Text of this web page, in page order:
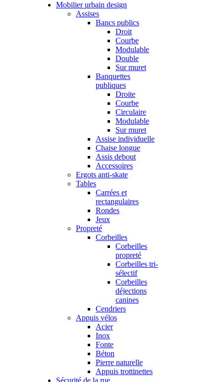
Mobilier urbain design
Assises
Bancs publics
Droit
Courbe
Modulable
Double
Sur muret
Banquettes
publiques
Droite
Courbe
Circulaire
Modulable
Sur muret
Assise individuelle
Chaise longue
Assis debout
Accessoires
Ergots anti-skate
Tables
Carrées et
rectangulaires
Rondes
Jeux
Propreté
Corbeilles
Corbeilles
propreté
Corbeilles tri-
sélectif
Corbeilles
déjections
canines
Cendriers
Appuis vélos
Acier
Inox
Fonte
Béton
Pierre naturelle
Appuis trottinettes
Sécurité de la rue